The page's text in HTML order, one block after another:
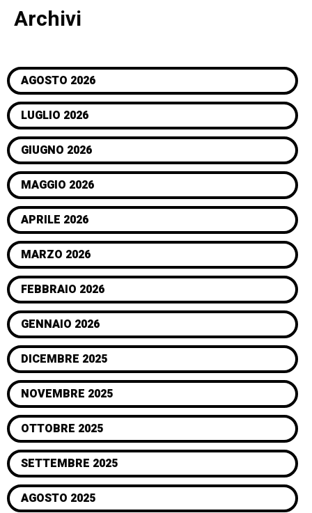
Archivi
AGOSTO 2026
LUGLIO 2026
GIUGNO 2026
MAGGIO 2026
APRILE 2026
MARZO 2026
FEBBRAIO 2026
GENNAIO 2026
DICEMBRE 2025
NOVEMBRE 2025
OTTOBRE 2025
SETTEMBRE 2025
AGOSTO 2025